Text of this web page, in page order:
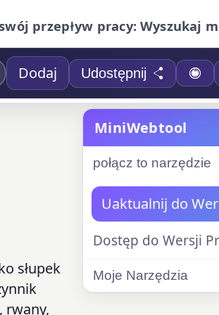
przepływ pracy: Wyszukaj
Dodaj Udostępnij
słupek
rwany,
MiniWebtool
połącz to narzędzie
Uaktualnij do
Dostęp do Wersji
Moje Narzędzia